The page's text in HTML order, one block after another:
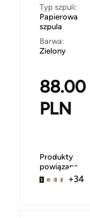
Typ szpuli:
Papierowa
szpula
Barwa:
Zielony
88.00
PLN
Produkty
powiązane
+34